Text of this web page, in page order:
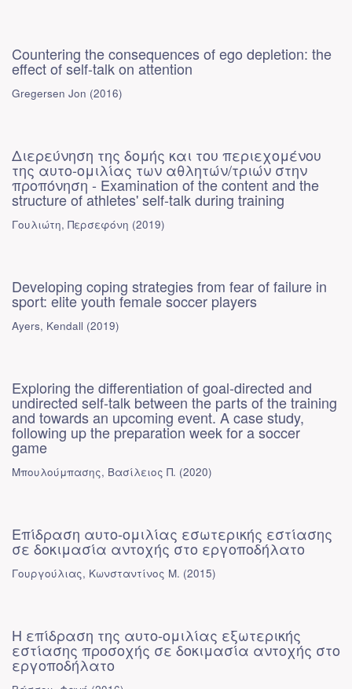
Countering the consequences of ego depletion: the
effect of self-talk on attention
Gregersen Jon (2016)
Διερεύνηση της δομής και του περιεχομένου
της αυτο-ομιλίας των αθλητών/τριών στην
προπόνηση - Examination of the content and the
structure of athletes' self-talk during training
Γουλιώτη, Περσεφόνη (2019)
Developing coping strategies from fear of failure in
sport: elite youth female soccer players
Ayers, Kendall (2019)
Exploring the differentiation of goal-directed and
undirected self-talk between the parts of the training
and towards an upcoming event. A case study,
following up the preparation week for a soccer
game
Μπουλούμπασης, Βασίλειος Π. (2020)
Επίδραση αυτο-ομιλίας εσωτερικής εστίασης
σε δοκιμασία αντοχής στο εργοποδήλατο
Γουργούλιας, Κωνσταντίνος Μ. (2015)
Η επίδραση της αυτο-ομιλίας εξωτερικής
εστίασης προσοχής σε δοκιμασία αντοχής στο
εργοποδήλατο